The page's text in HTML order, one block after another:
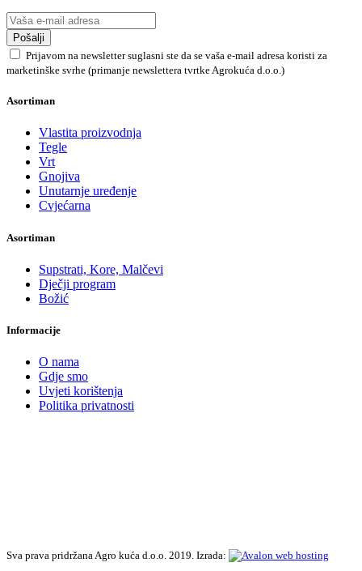
Pošalji
Prijavom na newsletter suglasni ste da se vaša e-mail adresa koristi za
marketinške svrhe (primanje newslettera tvrtke Agrokuća d.o.o.)
Asortiman
Vlastita proizvodnja
Tegle
Vrt
Gnojiva
Unutarnje uređenje
Cvjećarna
Asortiman
Supstrati, Kore, Malčevi
Dječji program
Božić
Informacije
O nama
Gdje smo
Uvjeti korištenja
Politika privatnosti
Sva prava pridržana Agro kuća d.o.o. 2019. Izrada: